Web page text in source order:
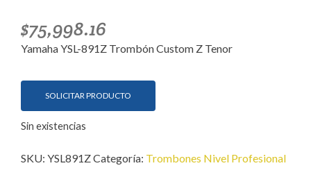
$75,998.16
Yamaha YSL-891Z Trombón Custom Z Tenor
SOLICITAR PRODUCTO
Sin existencias
SKU: YSL891ZCategoría: Trombones Nivel Profesional